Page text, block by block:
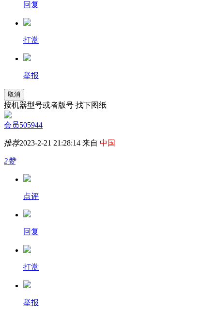
回复
打赏
举报
取消
按机器型号或者版号 找下图纸
会员505944
推荐2023-2-21 21:28:14 来自 中国
2赞
点评
回复
打赏
举报